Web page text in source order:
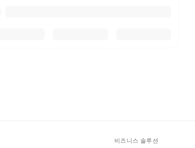
비즈니스 솔루션